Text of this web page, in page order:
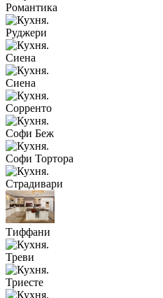
Романтика
Руджери
Сиена
Сиена
Сорренто
Софи Беж
Софи Тортора
Страдивари
Тиффани
Треви
Триесте